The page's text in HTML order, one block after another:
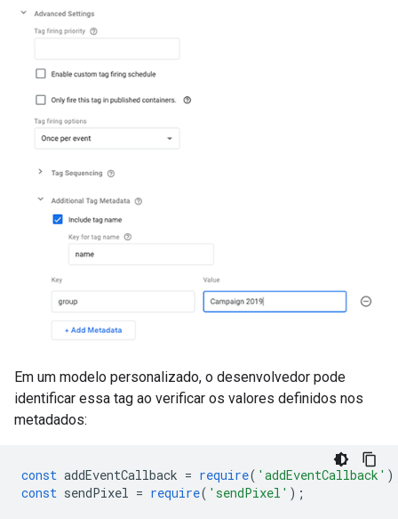
Em um modelo personalizado, o desenvolvedor pode
identificar essa tag ao verificar os valores definidos nos
metadados:
const addEventCallback = require( 'addEventCallback'
const sendPixel = require( 'sendPixel' );